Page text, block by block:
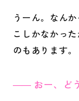
うーん。なん
こしかなかっ
のもあります。
おー、ど